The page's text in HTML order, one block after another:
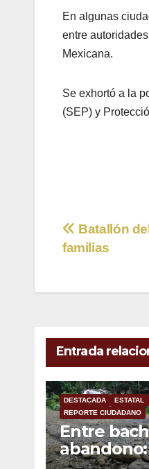
En algunas
entre
Mexicana.
Se exhortó a la
(SEP) y
Batallón
familias
Entrada
DESTACADA ESTATAL
REPORTE CIUDADANO
Entre